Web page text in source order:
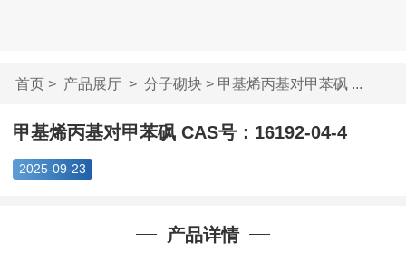
首页> 产品展厅> 分子砌块> 甲基烯丙基对甲苯砜 ...
甲基烯丙基对甲苯砜 CAS号：16192-04-4
2025-09-23
产品详情